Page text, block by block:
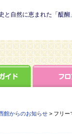
と自然に恵まれた「醍
館からのお知らせ > フリー